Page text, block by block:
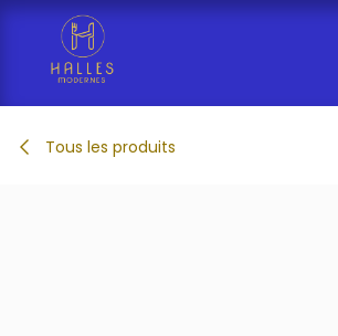
Se rendre au contenu
Tous les produits